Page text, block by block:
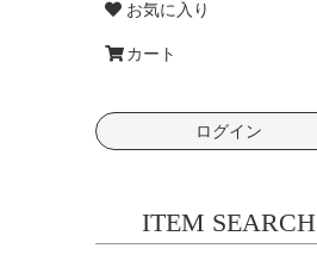
お気に入り
カート
ログイン
ITEM SEARCH